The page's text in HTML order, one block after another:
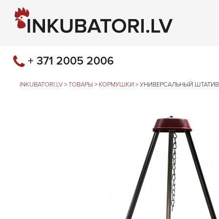
+ 371 2005 2006
INKUBATORI.LV > ТОВАРЫ > КОРМУШКИ > УНИВЕРСАЛЬНЫЙ ШТАТИВ